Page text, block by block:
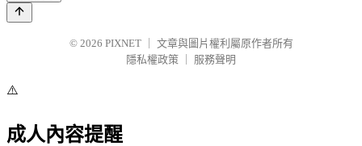
© 2026 PIXNET
文章與圖片權利屬原作者所有
隱私權政策
服務聲明
⚠️
成人內容提醒